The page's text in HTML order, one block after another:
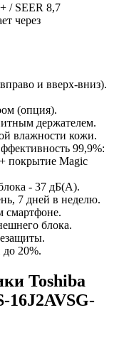
/ SEER 8,7
через
и вверх-вниз).
(опция).
держателем.
влажности кожи.
99,9%:
покрытие Magic
- 37 дБ(А).
7 дней в неделю.
смартфоне.
блока.
20%.
Toshiba
16J2AVSG-